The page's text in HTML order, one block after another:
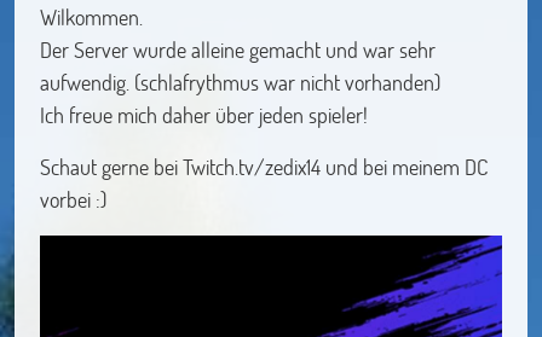
Wilkommen.
Der Server wurde alleine gemacht und war sehr
aufwendig. (schlafrythmus war nicht vorhanden)
Ich freue mich daher über jeden spieler!
Schaut gerne bei Twitch.tv/zedix14 und bei meinem DC
vorbei :)